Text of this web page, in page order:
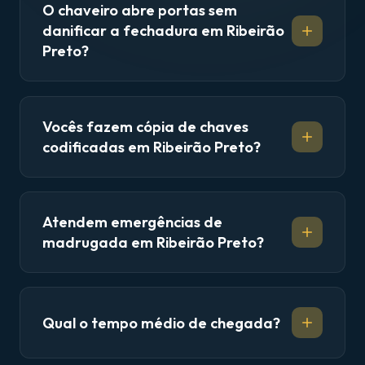
O chaveiro abre portas sem
danificar a fechadura em Ribeirão
Preto?
Vocês fazem cópia de chaves
codificadas em Ribeirão Preto?
Atendem emergências de
madrugada em Ribeirão Preto?
Qual o tempo médio de chegada?